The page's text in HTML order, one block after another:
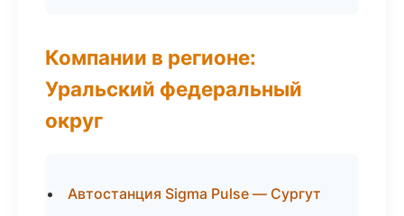
Компании в регионе:
Уральский федеральный
округ
Автостанция Sigma Pulse — Сургут